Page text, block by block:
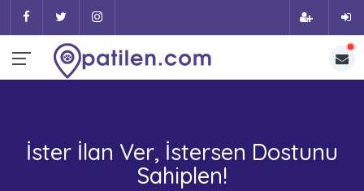
İster İlan Ver, İstersen Dostunu
Sahiplen!